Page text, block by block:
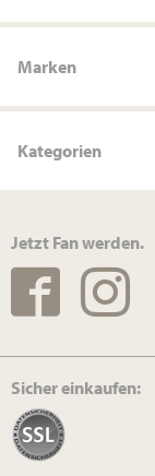
Marken
Kategorien
Jetzt Fan werden.
Sicher einkaufen: